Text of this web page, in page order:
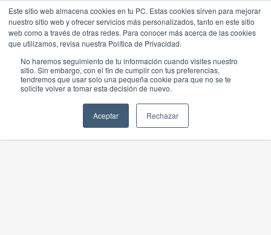
Este sitio web almacena cookies en tu PC. Estas cookies sirven para mejorar
nuestro sitio web y ofrecer servicios más personalizados, tanto en este sitio
web como a través de otras redes. Para conocer más acerca de las cookies
que utilizamos, revisa nuestra Política de Privacidad.
No haremos seguimiento de tu información cuando visites nuestro
sitio. Sin embargo, con el fin de cumplir con tus preferencias,
tendremos que usar solo una pequeña cookie para que no se te
solicite volver a tomar esta decisión de nuevo.
Aceptar Rechazar